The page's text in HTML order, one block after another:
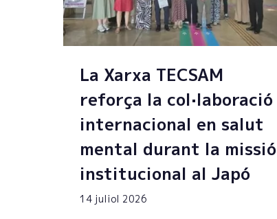
La Xarxa TECSAM
reforça la col·laboració
internacional en salut
mental durant la missió
institucional al Japó
14 juliol 2026